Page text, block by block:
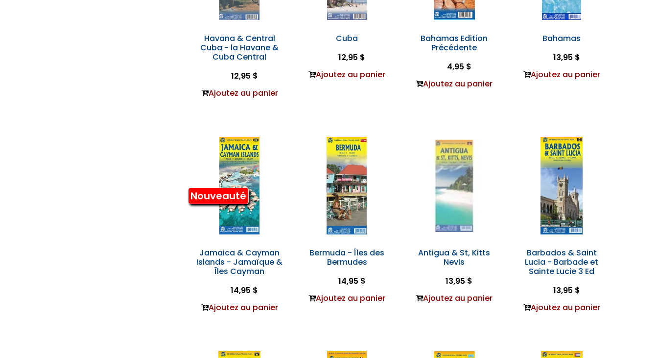
Havana & Central
Cuba - la Havane &
Cuba Central
12,95 $
Ajoutez au panier
Cuba
12,95 $
Ajoutez au panier
Bahamas Edition
Précédente
4,95 $
Ajoutez au panier
Bahamas
13,95 $
Ajoutez au panier
Nouveauté
Jamaica & Cayman
Islands - Jamaïque &
Îles Cayman
14,95 $
Ajoutez au panier
Bermuda - Îles des
Bermudes
14,95 $
Ajoutez au panier
Antigua & St, Kitts
Nevis
13,95 $
Ajoutez au panier
Barbados & Saint
Lucia - Barbade et
Sainte Lucie 3 Ed
13,95 $
Ajoutez au panier